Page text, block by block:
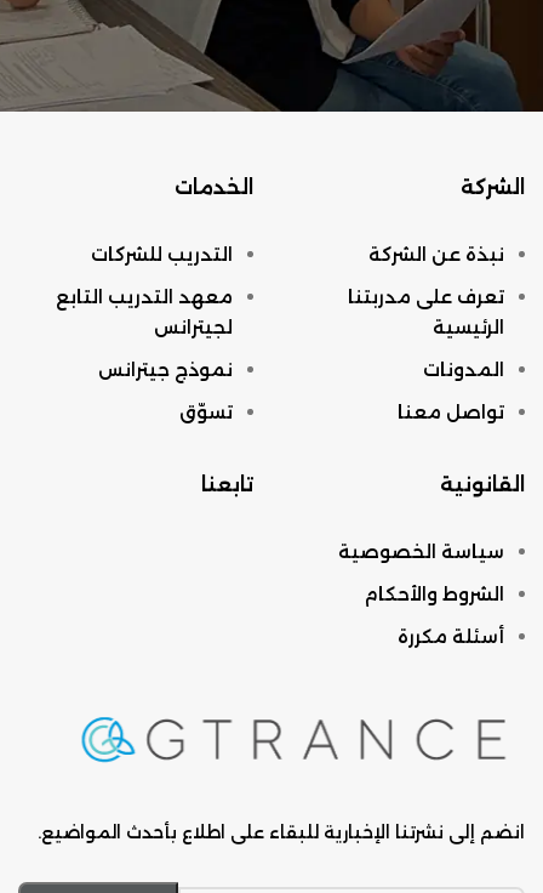
الشركة
نبذة عن الشركة
تعرف على مدربتنا
الرئيسية
المدونات
تواصل معنا
الخدمات
التدريب للشركات
معهد التدريب التابع
لجيترانس
نموذج جيترانس
تسوّق
القانونية
سياسة الخصوصية
الشروط والأحكام
أسئلة مكررة
تابعنا
انضم إلى نشرتنا الإخبارية للبقاء على اطلاع بأحدث المواضيع.